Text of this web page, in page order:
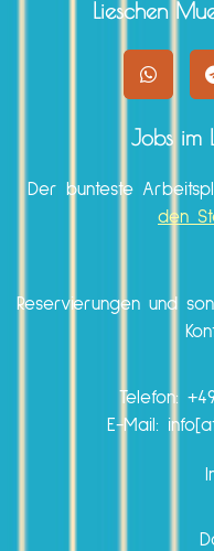
Lieschen
Jobs im
Der bunteste
den
Reservierungen und
Telefon:
E-Mail: